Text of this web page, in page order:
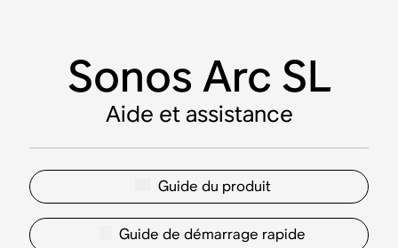
Sonos Arc SL
Aide et assistance
Guide du produit
Guide de démarrage rapide